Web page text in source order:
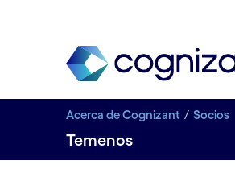
Acerca de Cognizant Socios
Temenos